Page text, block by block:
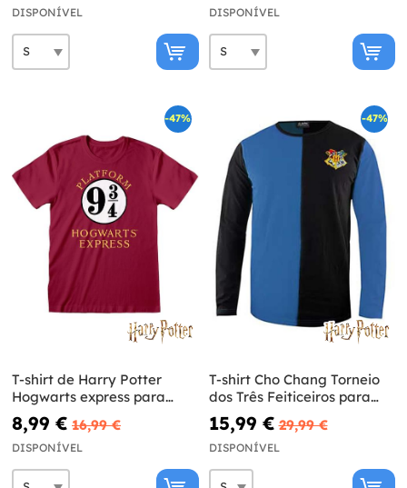
DISPONÍVEL DISPONÍVEL
-47%
T-shirt de Harry Potter
Hogwarts express para
homem
8,99 € 16,99 €
DISPONÍVEL
-47%
T-shirt Cho Chang Torneio
dos Três Feiticeiros para
adulto - Harry Potter
15,99 € 29,99 €
DISPONÍVEL